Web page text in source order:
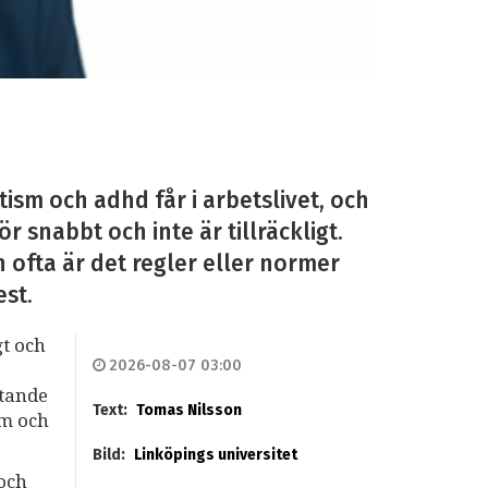
och adhd får i arbetslivet, och
snabbt och inte är tillräckligt.
ofta är det regler eller normer
och
och
2026-08-07 03:00
Text: Tomas Nilsson
Bild: Linköpings universitet